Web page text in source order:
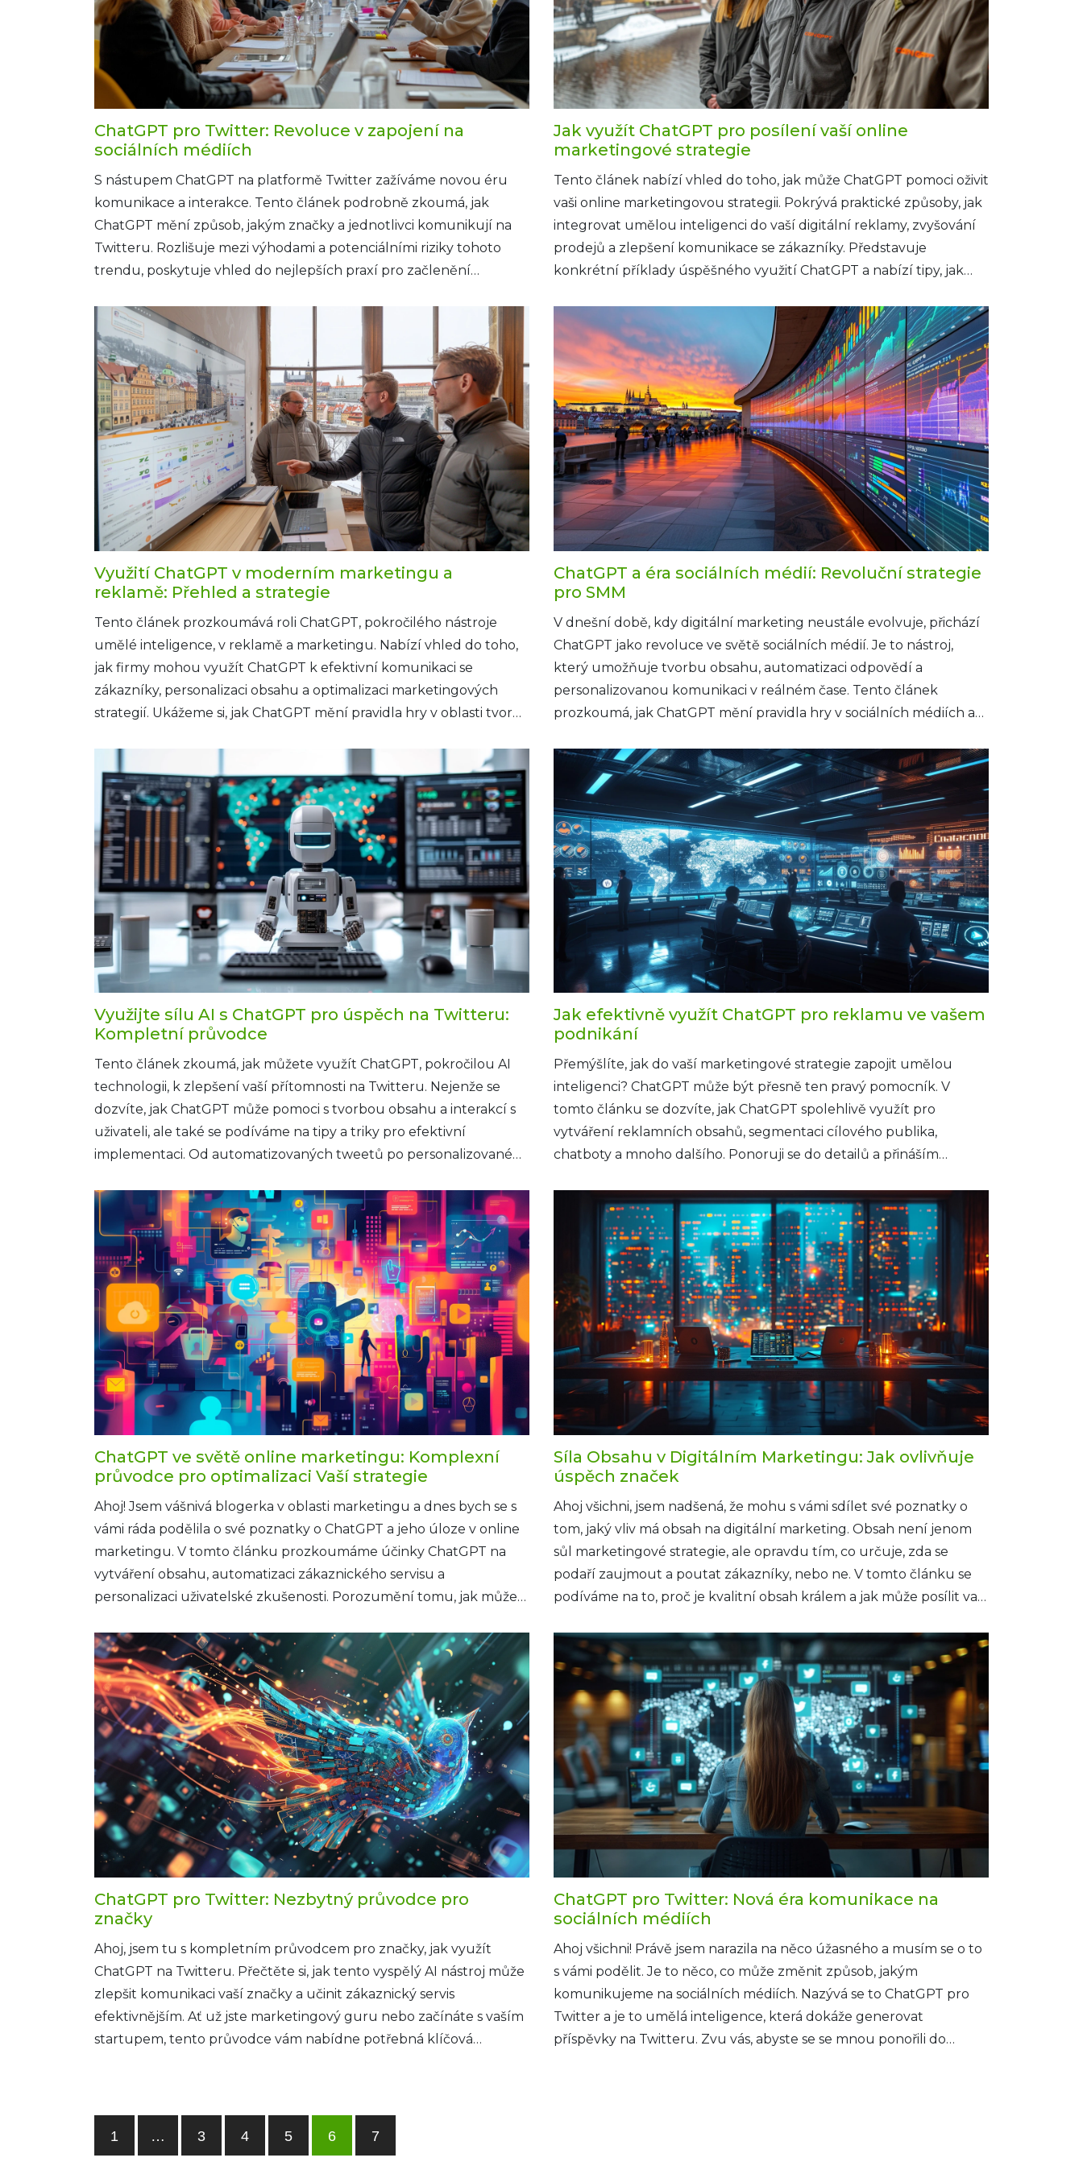
ChatGPT pro Twitter: Revoluce v zapojení na
sociálních médiích
S nástupem ChatGPT na platformě Twitter zažíváme novou éru
komunikace a interakce. Tento článek podrobně zkoumá, jak
ChatGPT mění způsob, jakým značky a jednotlivci komunikují na
Twitteru. Rozlišuje mezi výhodami a potenciálními riziky tohoto
trendu, poskytuje vhled do nejlepších praxí pro začlenění
na digitální marketing.
Jak využít ChatGPT pro posílení vaší online
marketingové strategie
Tento článek nabízí vhled do toho, jak může ChatGPT pomoci oživit
vaši online marketingovou strategii. Pokrývá praktické způsoby, jak
integrovat umělou inteligenci do vaší digitální reklamy, zvyšování
prodejů a zlepšení komunikace se zákazníky. Představuje
konkrétní příklady úspěšného využití ChatGPT a nabízí tipy, jak
Využití ChatGPT v moderním marketingu a
reklamě: Přehled a strategie
Tento článek prozkoumává roli ChatGPT, pokročilého nástroje
umělé inteligence, v reklamě a marketingu. Nabízí vhled do toho,
jak firmy mohou využít ChatGPT k efektivní komunikaci se
zákazníky, personalizaci obsahu a optimalizaci marketingových
strategií. Ukážeme si, jak ChatGPT mění pravidla hry v oblasti tvorby
poskytne praktické tipy pro integraci ChatGPT do marketingových
procesů a poukáže na výzvy, které mohou při použití této
technologie nastat.
ChatGPT a éra sociálních médií: Revoluční strategie
pro SMM
V dnešní době, kdy digitální marketing neustále evolvuje, přichází
ChatGPT jako revoluce ve světě sociálních médií. Je to nástroj,
který umožňuje tvorbu obsahu, automatizaci odpovědí a
personalizovanou komunikaci v reálném čase. Tento článek
prozkoumá, jak ChatGPT mění pravidla hry v sociálních médiích a
engagementu a růstu vaší značky.
Využijte sílu AI s ChatGPT pro úspěch na Twitteru:
Kompletní průvodce
Tento článek zkoumá, jak můžete využít ChatGPT, pokročilou AI
technologii, k zlepšení vaší přítomnosti na Twitteru. Nejenže se
dozvíte, jak ChatGPT může pomoci s tvorbou obsahu a interakcí s
uživateli, ale také se podíváme na tipy a triky pro efektivní
implementaci. Od automatizovaných tweetů po personalizované
se rozvíjející sociální platformě.
Jak efektivně využít ChatGPT pro reklamu ve vašem
podnikání
Přemýšlíte, jak do vaší marketingové strategie zapojit umělou
inteligenci? ChatGPT může být přesně ten pravý pomocník. V
tomto článku se dozvíte, jak ChatGPT spolehlivě využít pro
vytváření reklamních obsahů, segmentaci cílového publika,
chatboty a mnoho dalšího. Ponoruji se do detailů a přináším
marketingovou komunikaci a přitáhnout nové zákazníky.
ChatGPT ve světě online marketingu: Komplexní
průvodce pro optimalizaci Vaší strategie
Ahoj! Jsem vášnivá blogerka v oblasti marketingu a dnes bych se s
vámi ráda podělila o své poznatky o ChatGPT a jeho úloze v online
marketingu. V tomto článku prozkoumáme účinky ChatGPT na
vytváření obsahu, automatizaci zákaznického servisu a
personalizaci uživatelské zkušenosti. Porozumění tomu, jak může
jakoukoli značku, která chce zůstat ve světě digitálního
marketingu konkurenceschopná. Takže pojďme se ponořit do této
úžasné technologie a zjistit, jak můžeme využít jeho potenciál k
posílení naší online přítomnosti!
Síla Obsahu v Digitálním Marketingu: Jak ovlivňuje
úspěch značek
Ahoj všichni, jsem nadšená, že mohu s vámi sdílet své poznatky o
tom, jaký vliv má obsah na digitální marketing. Obsah není jenom
sůl marketingové strategie, ale opravdu tím, co určuje, zda se
podaří zaujmout a poutat zákazníky, nebo ne. V tomto článku se
podíváme na to, proč je kvalitní obsah králem a jak může posílit vaši
jednoduše nejde, a že správná content strategie může vaše
podnikání posunout na zcela novou úroveň. Tak pojďme společně
objevovat tyto tajemství a začněme tvůrčím procesem, který
přinese úspěch.
ChatGPT pro Twitter: Nezbytný průvodce pro
značky
Ahoj, jsem tu s kompletním průvodcem pro značky, jak využít
ChatGPT na Twitteru. Přečtěte si, jak tento vyspělý AI nástroj může
zlepšit komunikaci vaší značky a učinit zákaznický servis
efektivnějším. Ať už jste marketingový guru nebo začínáte s vaším
startupem, tento průvodce vám nabídne potřebná klíčová
ChatGPT pro Twitter: Nová éra komunikace na
sociálních médiích
Ahoj všichni! Právě jsem narazila na něco úžasného a musím se o to
s vámi podělit. Je to něco, co může změnit způsob, jakým
komunikujeme na sociálních médiích. Nazývá se to ChatGPT pro
Twitter a je to umělá inteligence, která dokáže generovat
příspěvky na Twitteru. Zvu vás, abyste se se mnou ponořili do
1 … 3 4 5 6 7